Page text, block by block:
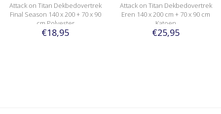
Attack on Titan Dekbedovertrek
Final Season 140 x 200 + 70 x 90
cm Polyester
€18,95
Attack on Titan Dekbedovertrek
Eren 140 x 200 cm + 70 x 90 cm
Katoen
€25,95